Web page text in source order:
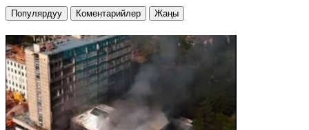
Популярдуу Коментарийлер Жаңы